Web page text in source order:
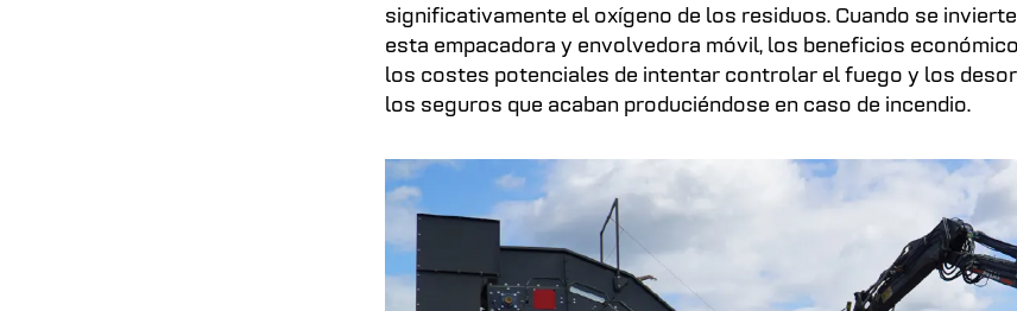
significativamente el oxígeno de los residuos. Cuando se
esta empacadora y envolvedora móvil, los beneficios
los costes potenciales de intentar controlar el fuego y los
los seguros que acaban produciéndose en caso de incendio.